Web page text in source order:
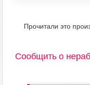
Прочитали это
Сообщить о